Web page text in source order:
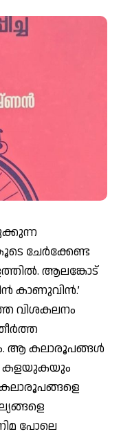
ചേര്‍ക്കേണ്ട
ആലങ്കോട്
കാണുവിന്‍.’
വിശകലനം
ആ കലാരൂപങ്ങള്‍
കളയുകയും
പോലെ